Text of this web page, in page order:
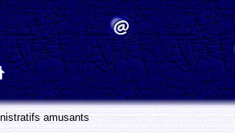
amusants